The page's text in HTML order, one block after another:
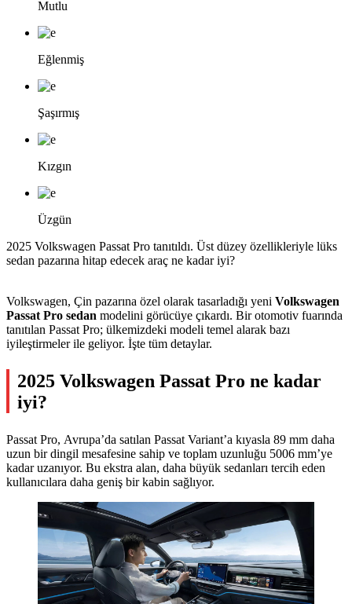
Mutlu
Eğlenmiş
Şaşırmış
Kızgın
Üzgün
2025 Volkswagen Passat Pro tanıtıldı. Üst düzey özellikleriyle lüks
sedan pazarına hitap edecek araç ne kadar iyi?
Volkswagen, Çin pazarına özel olarak tasarladığı yeni Volkswagen
Passat Pro sedan modelini görücüye çıkardı. Bir otomotiv fuarında
tanıtılan Passat Pro; ülkemizdeki modeli temel alarak bazı
iyileştirmeler ile geliyor. İşte tüm detaylar.
2025 Volkswagen Passat Pro ne kadar
iyi?
Passat Pro, Avrupa’da satılan Passat Variant’a kıyasla 89 mm daha
uzun bir dingil mesafesine sahip ve toplam uzunluğu 5006 mm’ye
kadar uzanıyor. Bu ekstra alan, daha büyük sedanları tercih eden
kullanıcılara daha geniş bir kabin sağlıyor.